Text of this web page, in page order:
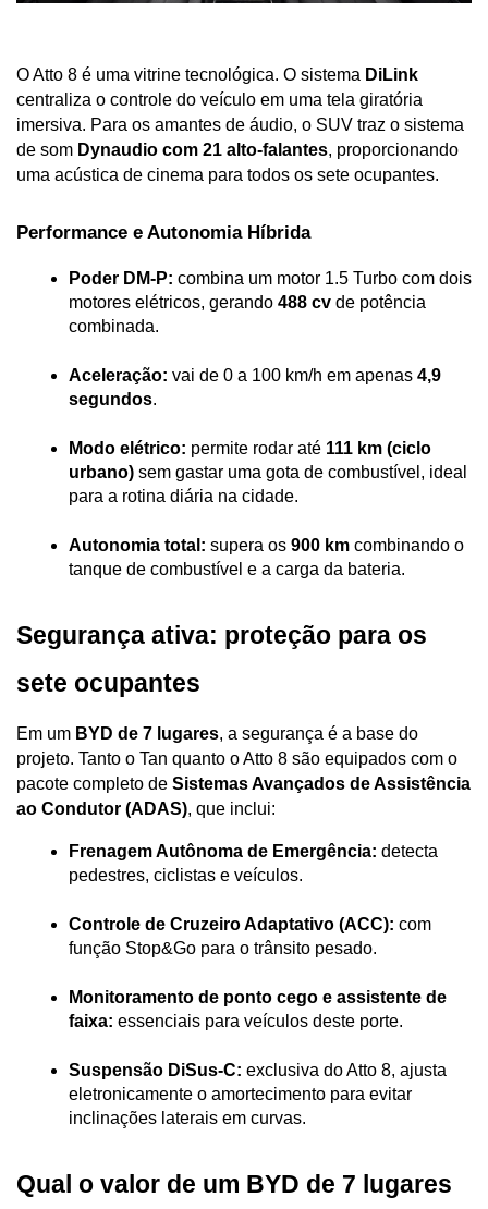
O Atto 8 é uma vitrine tecnológica. O sistema DiLink
centraliza o controle do veículo em uma tela giratória
imersiva. Para os amantes de áudio, o SUV traz o sistema
de som Dynaudio com 21 alto-falantes, proporcionando
uma acústica de cinema para todos os sete ocupantes.
Performance e Autonomia Híbrida
Poder DM-P: combina um motor 1.5 Turbo com dois
motores elétricos, gerando 488 cv de potência
combinada.
Aceleração: vai de 0 a 100 km/h em apenas 4,9
segundos.
Modo elétrico: permite rodar até 111 km (ciclo
urbano) sem gastar uma gota de combustível, ideal
para a rotina diária na cidade.
Autonomia total: supera os 900 km combinando o
tanque de combustível e a carga da bateria.
Segurança ativa: proteção para os
sete ocupantes
Em um BYD de 7 lugares, a segurança é a base do
projeto. Tanto o Tan quanto o Atto 8 são equipados com o
pacote completo de Sistemas Avançados de Assistência
ao Condutor (ADAS), que inclui:
Frenagem Autônoma de Emergência: detecta
pedestres, ciclistas e veículos.
Controle de Cruzeiro Adaptativo (ACC): com
função Stop&Go para o trânsito pesado.
Monitoramento de ponto cego e assistente de
faixa: essenciais para veículos deste porte.
Suspensão DiSus-C: exclusiva do Atto 8, ajusta
eletronicamente o amortecimento para evitar
inclinações laterais em curvas.
Qual o valor de um BYD de 7 lugares